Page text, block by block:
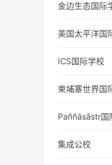
金边生态国际
美国太平洋国
ICS国际学校
柬埔寨世界国
Paññāsāstr国
集成公校